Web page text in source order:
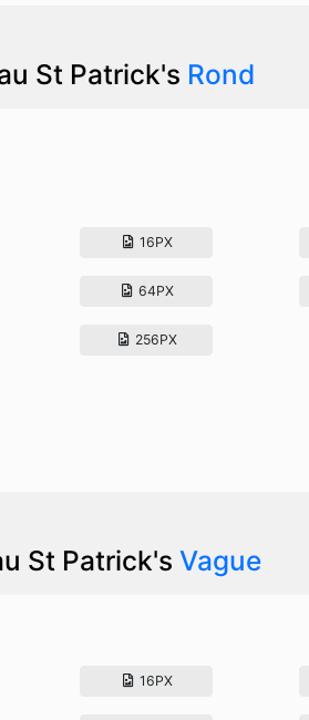
St Patrick's Rond
16PX
64PX
256PX
St Patrick's Vague
16PX